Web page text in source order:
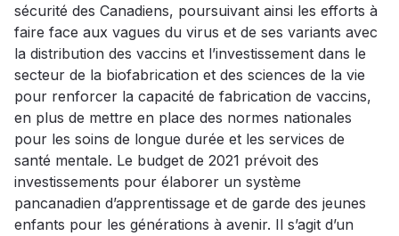
sécurité des Canadiens, poursuivant ainsi les efforts à
faire face aux vagues du virus et de ses variants avec
la distribution des vaccins et l’investissement dans le
secteur de la biofabrication et des sciences de la vie
pour renforcer la capacité de fabrication de vaccins,
en plus de mettre en place des normes nationales
pour les soins de longue durée et les services de
santé mentale. Le budget de 2021 prévoit des
investissements pour élaborer un système
pancanadien d’apprentissage et de garde des jeunes
enfants pour les générations à avenir. Il s’agit d’un